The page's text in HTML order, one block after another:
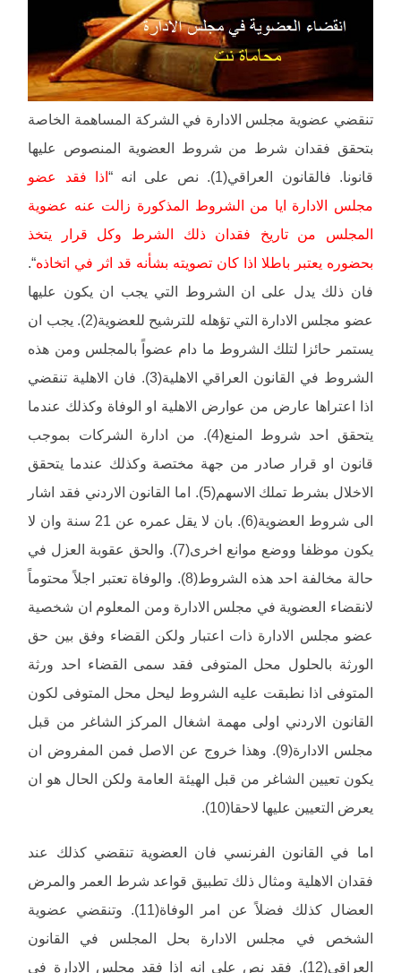
تنقضي عضوية مجلس الادارة في الشركة المساهمة الخاصة
بتحقق فقدان شرط من شروط العضوية المنصوص عليها
قانونا. فالقانون العراقي(1). نص على انه “
اذا فقد عضو
مجلس الادارة ايا من الشروط المذكورة زالت عنه عضوية
المجلس من تاريخ فقدان ذلك الشرط وكل قرار يتخذ
بحضوره يعتبر باطلا اذا كان تصويته بشأنه قد اثر في اتخاذه“.
فان ذلك يدل على ان الشروط التي يجب ان يكون عليها
عضو مجلس الادارة التي تؤهله للترشيح للعضوية(2). يجب ان
يستمر حائزا لتلك الشروط ما دام عضواً بالمجلس ومن هذه
الشروط في القانون العراقي الاهلية(3). فان الاهلية تنقضي
اذا اعتراها عارض من عوارض الاهلية او الوفاة وكذلك عندما
يتحقق احد شروط المنع(4). من ادارة الشركات بموجب
قانون او قرار صادر من جهة مختصة وكذلك عندما يتحقق
الاخلال بشرط تملك الاسهم(5). اما القانون الاردني فقد اشار
الى شروط العضوية(6). بان لا يقل عمره عن 21 سنة وان لا
يكون موظفا ووضع موانع اخرى(7). والحق عقوبة العزل في
حالة مخالفة احد هذه الشروط(8). والوفاة تعتبر اجلاً محتوماً
لانقضاء العضوية في مجلس الادارة ومن المعلوم ان شخصية
عضو مجلس الادارة ذات اعتبار ولكن القضاء وفق بين حق
الورثة بالحلول محل المتوفى فقد سمى القضاء احد ورثة
المتوفى اذا نطبقت عليه الشروط ليحل محل المتوفى لكون
القانون الاردني اولى مهمة اشغال المركز الشاغر من قبل
مجلس الادارة(9). وهذا خروج عن الاصل فمن المفروض ان
يكون تعيين الشاغر من قبل الهيئة العامة ولكن الحال هو ان
يعرض التعيين عليها لاحقا(10).
اما في القانون الفرنسي فان العضوية تنقضي كذلك عند
فقدان الاهلية ومثال ذلك تطبيق قواعد شرط العمر والمرض
العضال كذلك فضلاً عن امر الوفاة(11). وتنقضي عضوية
الشخص في مجلس الادارة بحل المجلس في القانون
العراقي(12). فقد نص على انه اذا فقد مجلس الادارة في